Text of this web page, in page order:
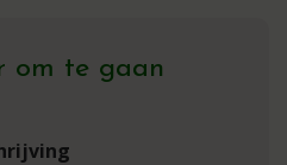
om te gaan